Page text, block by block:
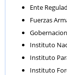
Ente
Fuerzas
Instituto
Instituto
Instituto